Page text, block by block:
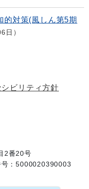
的対策(風しん第5期
日
シビリティ方針
2番20号
号：5000020390003